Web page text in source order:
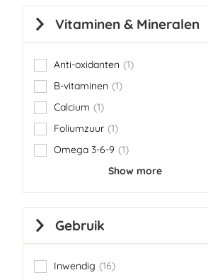
Vitaminen & Mineralen
Anti-oxidanten 1
item
B-vitaminen
1
item
Calcium
1
item
Foliumzuur 1
item
Omega 3-6-9
1
item
Show more
Gebruik
Inwendig 16
items